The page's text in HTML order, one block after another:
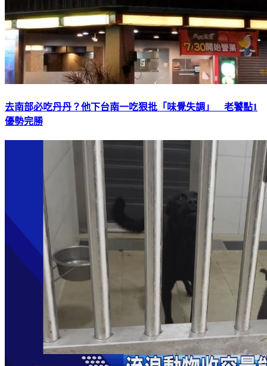
去南部必吃丹丹？他下台南一吃狠批「味覺失調」 老饕點1
優勢完勝